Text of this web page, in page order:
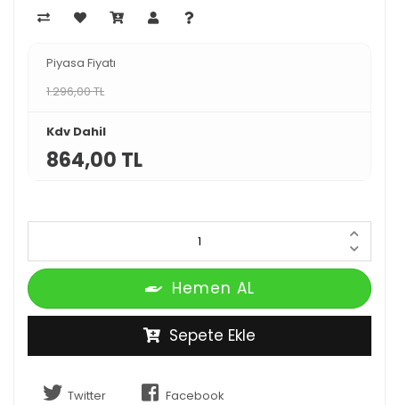
Piyasa Fiyatı
1.296,00 TL
Kdv Dahil
864,00 TL
Hemen AL
Sepete Ekle
Twitter Facebook